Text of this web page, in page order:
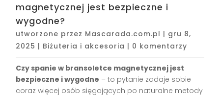
magnetycznej jest bezpieczne i
wygodne?
utworzone przez Mascarada.com.pl | gru 8,
2025 | Biżuteria i akcesoria | 0 komentarzy
Czy spanie w bransoletce magnetycznej jest
bezpieczne i wygodne – to pytanie zadaje sobie
coraz więcej osób sięgających po naturalne metody